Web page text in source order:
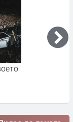
първия си